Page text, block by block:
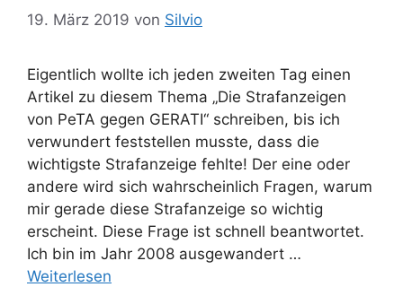
19. März 2019 von Silvio
Eigentlich wollte ich jeden zweiten Tag einen
Artikel zu diesem Thema „Die Strafanzeigen
von PeTA gegen GERATI“ schreiben, bis ich
verwundert feststellen musste, dass die
wichtigste Strafanzeige fehlte! Der eine oder
andere wird sich wahrscheinlich Fragen, warum
mir gerade diese Strafanzeige so wichtig
erscheint. Diese Frage ist schnell beantwortet.
Ich bin im Jahr 2008 ausgewandert …
Weiterlesen